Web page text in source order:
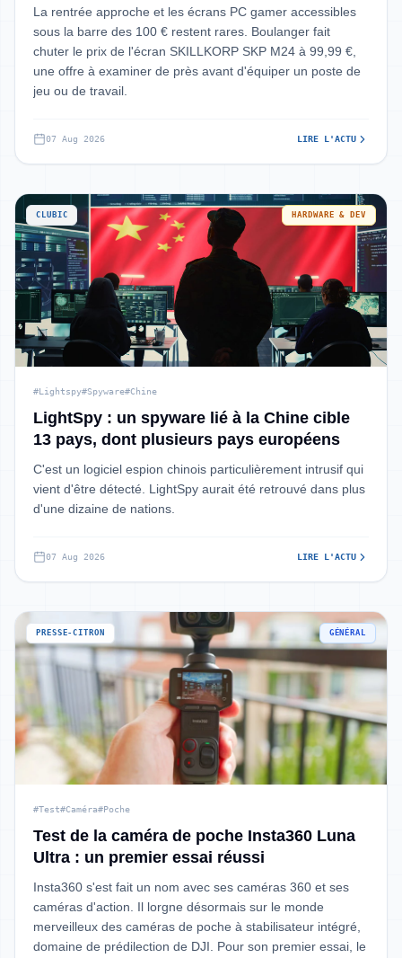
La rentrée approche et les écrans PC gamer accessibles
sous la barre des 100 € restent rares. Boulanger fait
chuter le prix de l'écran SKILLKORP SKP M24 à 99,99 €,
une offre à examiner de près avant d'équiper un poste de
jeu ou de travail.
07 Aug 2026 LIRE L'ACTU
CLUBIC HARDWARE & DEV
#Lightspy#Spyware#Chine
LightSpy : un spyware lié à la Chine cible
13 pays, dont plusieurs pays européens
C'est un logiciel espion chinois particulièrement intrusif qui
vient d'être détecté. LightSpy aurait été retrouvé dans plus
d'une dizaine de nations.
07 Aug 2026 LIRE L'ACTU
PRESSE-CITRON GÉNÉRAL
#Test#Caméra#Poche
Test de la caméra de poche Insta360 Luna
Ultra : un premier essai réussi
Insta360 s'est fait un nom avec ses caméras 360 et ses
caméras d'action. Il lorgne désormais sur le monde
merveilleux des caméras de poche à stabilisateur intégré,
domaine de prédilection de DJI. Pour son premier essai, le